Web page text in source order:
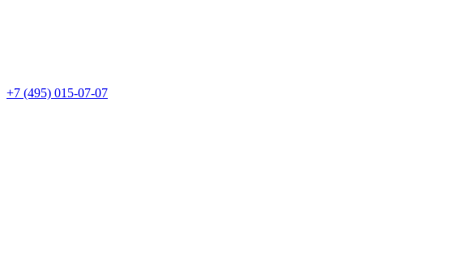
+7 (495) 015-07-07